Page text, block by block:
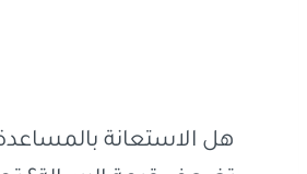
هل الاستعانة بالمساعدة